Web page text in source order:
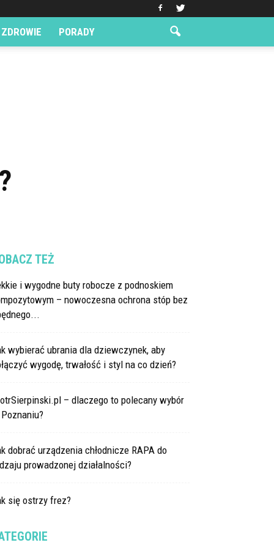
ZDROWIE PORADY
TEŻ
i wygodne buty robocze z podnoskiem
– nowoczesna ochrona stóp bez
wybierać ubrania dla dziewczynek, aby
wygodę, trwałość i styl na co dzień?
– dlaczego to polecany wybór
dobrać urządzenia chłodnicze RAPA do
prowadzonej działalności?
się ostrzy frez?